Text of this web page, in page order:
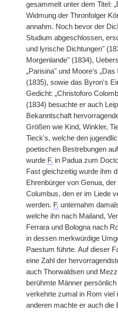
gesammelt unter dem Titel:
Widmung der Thronfolger
annahm. Noch bevor der
Studium abgeschlossen,
und lyrische Dichtungen"
Morgenlande" (1834),
„Parisina" und Moore's „Das
(1835), sowie das Byron's
Gedicht: „Christoforo
(1834) besuchte er auch
Bekanntschaft
Größen wie Kind, Winkler,
Tieck's, welche den
poetischen Bestrebungen
wurde F. in Padua zum
Fast gleichzeitig wurde ihm
Ehrenbürger von Genua,
Columbus, den er im Liede
werden. F. unternahm
welche ihn nach Mailand,
Ferrara und Bologna nach
in dessen merkwürdige
Paestum führte. Auf dieser
eine Zahl der
auch Thorwaldsen und
berühmte Männer
verkehrte zumal in Rom viel
anderen machte er auch die